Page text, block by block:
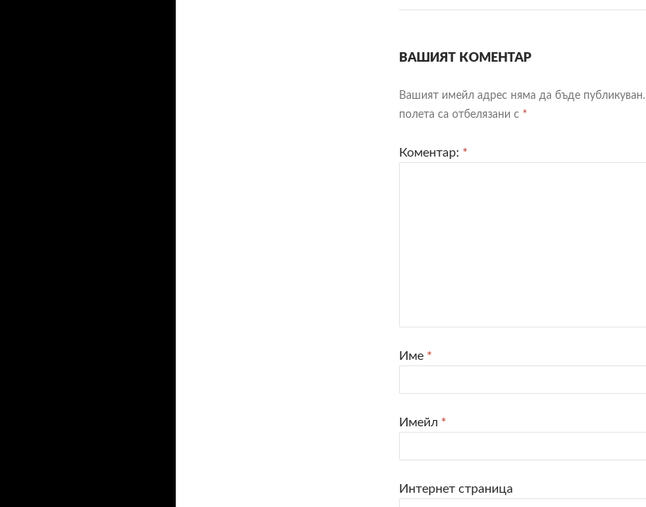
ВАШИЯТ КОМЕНТАР
Вашият имейл адрес няма да бъде публикуван.
полета са отбелязани с *
Коментар: *
Име *
Имейл *
Интернет страница